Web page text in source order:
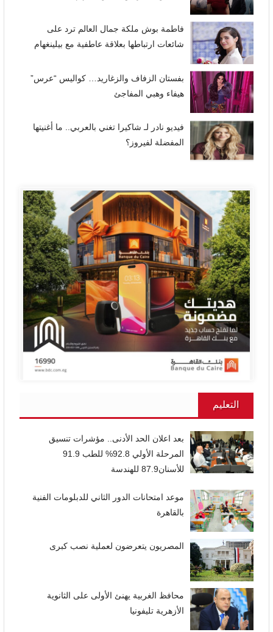
فاطمة بوش ملكة جمال العالم ترد على
شائعات ارتباطها بعلاقة عاطفية مع بيلينغهام
بفستان الزفاف والزغاريد… كواليس “عرس”
هيفاء وهبي المفاجئ
فيديو نادر لـ شاكيرا تغني بالعربي.. ما أغنيتها
المفضلة لفيروز؟
التعليم
بعد اعلان الحد الأدنى.. مؤشرات تنسيق
المرحلة الأولي 92.8% للطب 91.9
للأسنان87.9 للهندسة
موعد امتحانات الدور الثاني للدبلومات الفنية
بالقاهرة
المصريون يتعرضون لعملية نصب كبرى
محافظ الغربية يهنئ الأولى على الثانوية
الأزهرية تليفونيا